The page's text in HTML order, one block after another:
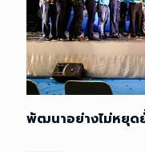
พัฒนาอย่างไม่หยุด